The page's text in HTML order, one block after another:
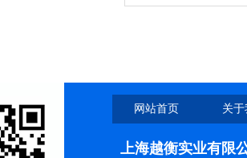
网站首页 关
上海越衡实业有限